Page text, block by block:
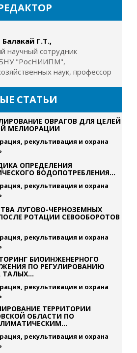
Балакай Г.Т.,
научный сотрудник
"РосНИИПМ",
наук, профессор
СТАТЬИ
ОВРАГОВ ДЛЯ ЦЕЛЕЙ
МЕЛИОРАЦИИ
рекультивация и охрана
ОПРЕДЕЛЕНИЯ
ВОДОПОТРЕБЛЕНИЯ...
рекультивация и охрана
ЛУГОВО-ЧЕРНОЗЕМНЫХ
РОТАЦИИ СЕВООБОРОТОВ
рекультивация и охрана
БИОИНЖЕНЕРНОГО
ПО РЕГУЛИРОВАНИЮ
ТАЛЫХ...
рекультивация и охрана
ТЕРРИТОРИИ
ОБЛАСТИ ПО
рекультивация и охрана